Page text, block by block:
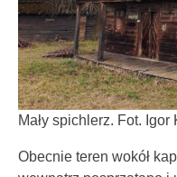
Mały spichlerz. Fot. Igor
Obecnie teren wokół